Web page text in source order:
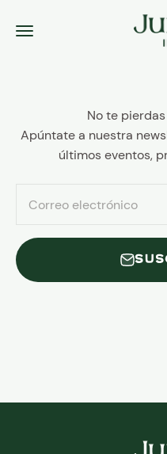
Menú
No te
Apúntate a nuestra
últimos eventos,
Correo electrónico